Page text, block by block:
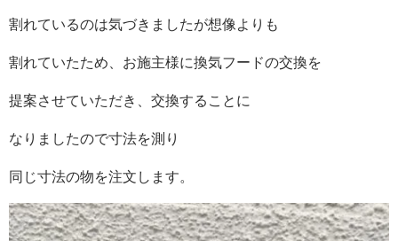
割れているのは気づきましたが想像よりも
割れていたため、お施主様に換気フードの交換を
提案させていただき、交換することに
なりましたので寸法を測り
同じ寸法の物を注文します。